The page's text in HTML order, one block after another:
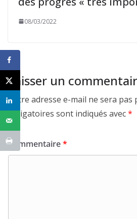
08/03/2022
Laisser un
Votre adresse e-mail ne sera pas
obligatoires sont indiqués avec*
Commentaire*